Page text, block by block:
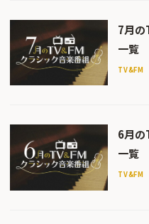
7月の
一覧
TV&FM
6月の
一覧
TV&FM